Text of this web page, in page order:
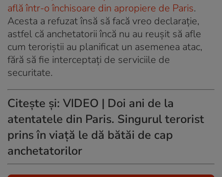
află într-o închisoare din apropiere de Paris.
Acesta a refuzat însă să facă vreo declarație,
astfel că anchetatorii încă nu au reușit să afle
cum teroriștii au planificat un asemenea atac,
fără să fie interceptați de serviciile de
securitate.
Citește și: VIDEO | Doi ani de la
atentatele din Paris. Singurul terorist
prins în viață le dă bătăi de cap
anchetatorilor